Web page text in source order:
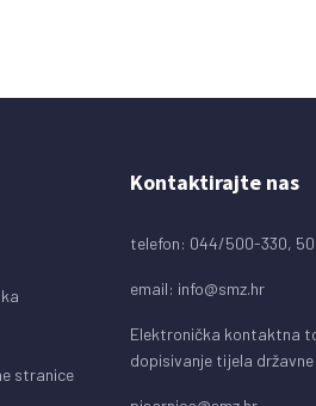
stranice
Kontaktirajte nas
telefon: 044/500-330,
email: info@smz.hr
Elektronička kontaktna
dopisivanje tijela